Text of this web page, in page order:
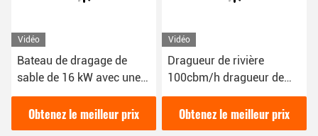
Vidéo
Bateau de dragage de
sable de 16 kW avec une
couleur bleue 1800 m3/h
pour le dragage fluvial
YSCSD350
Obtenez le meilleur prix
Vidéo
Dragueur de rivière
100cbm/h dragueur de
sable couleur rouge 16kw
bateau dragueur de boue
Obtenez le meilleur prix